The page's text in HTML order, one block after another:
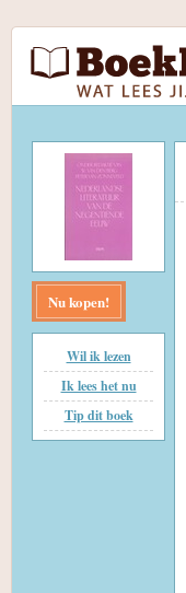
Nu kopen!
Wil ik lezen
Ik lees het nu
Tip dit boek